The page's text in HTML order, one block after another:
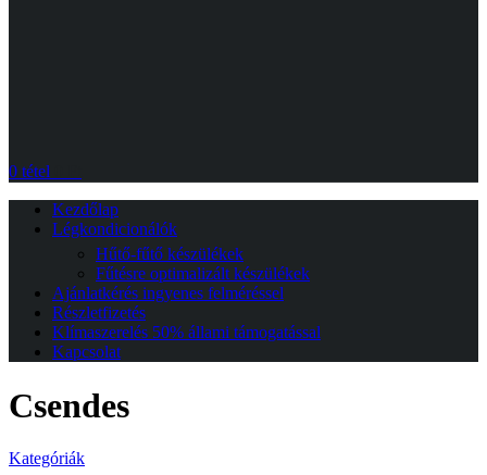
0 tétel
Kezdőlap
Légkondicionálók
Hűtő-fűtő készülékek
Fűtésre optimalizált készülékek
Ajánlatkérés ingyenes felméréssel
Részletfizetés
Klímaszerelés 50% állami támogatással
Kapcsolat
Csendes
Kategóriák